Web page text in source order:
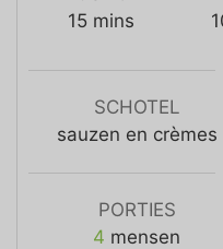
15 mins
SCHOTEL
sauzen en crèmes
PORTIES
4 mensen